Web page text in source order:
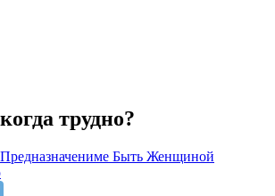
трудно?
Предназначениме Быть Женщиной